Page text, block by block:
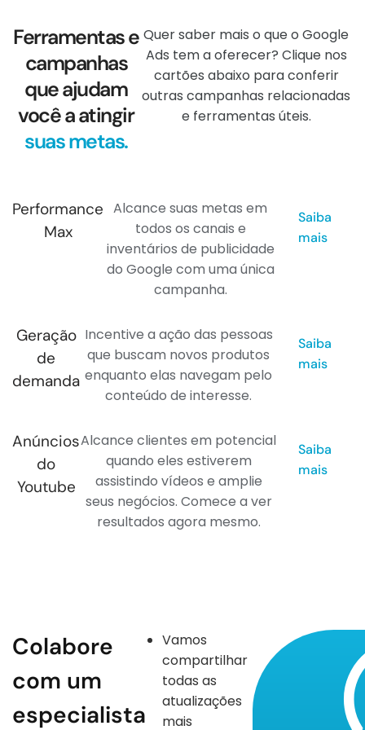
Ferramentas e
campanhas
que ajudam
você a atingir
suas metas.
Quer saber mais o que o Google
Ads tem a oferecer? Clique nos
cartões abaixo para conferir
outras campanhas relacionadas
e ferramentas úteis.
Performance
Max
Alcance suas metas em
todos os canais e
inventários de publicidade
do Google com uma única
campanha.
Saiba
mais
Geração
de
demanda
Incentive a ação das pessoas
que buscam novos produtos
enquanto elas navegam pelo
conteúdo de interesse.
Saiba
mais
Anúncios
do
Youtube
Alcance clientes em potencial
quando eles estiverem
assistindo vídeos e amplie
seus negócios. Comece a ver
resultados agora mesmo.
Saiba
mais
Colabore
com um
especialista
Vamos
compartilhar
todas as
atualizações
mais